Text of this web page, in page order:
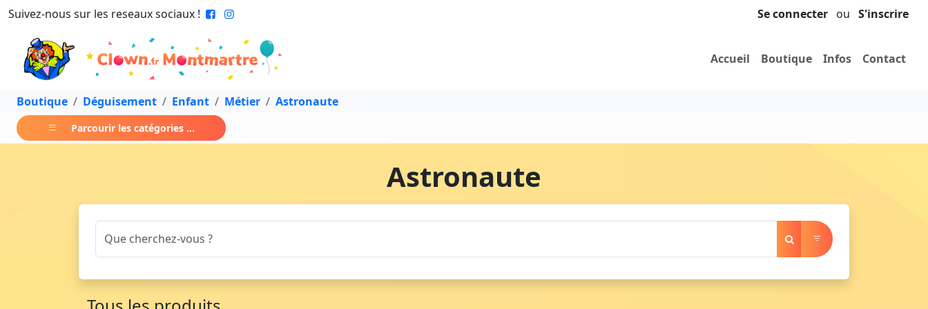
Suivez-nous sur les reseaux sociaux ! Se connecter ou S'inscrire
Accueil Boutique Infos Contact
Boutique Déguisement Enfant Métier Astronaute
Parcourir les catégories ...
Astronaute